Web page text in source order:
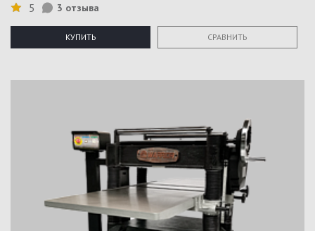
5 3 отзыва
КУПИТЬ СРАВНИТЬ